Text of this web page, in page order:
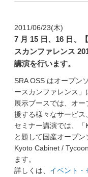
2011/06/23(木)
7 月 15 日、16 日、
スカンファレンス
講演を行います。
SRA OSS はオープン
ースカンファレンス」
展示ブースでは、オ
援する様々なサービス
セミナー講演では、「
と題して国産オープ
Kyoto Cabinet /
ます。
詳しくは、 イベント・